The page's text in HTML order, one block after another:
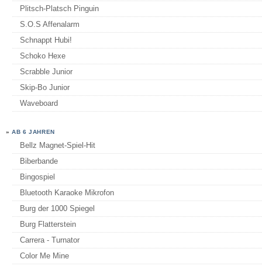
Plitsch-Platsch Pinguin
S.O.S Affenalarm
Schnappt Hubi!
Schoko Hexe
Scrabble Junior
Skip-Bo Junior
Waveboard
»AB 6 JAHREN
Bellz Magnet-Spiel-Hit
Biberbande
Bingospiel
Bluetooth Karaoke Mikrofon
Burg der 1000 Spiegel
Burg Flatterstein
Carrera - Turnator
Color Me Mine